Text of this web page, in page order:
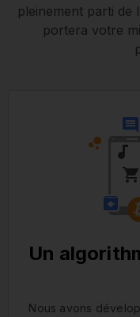
pleinement parti de
portera votre
Un
Nous avons